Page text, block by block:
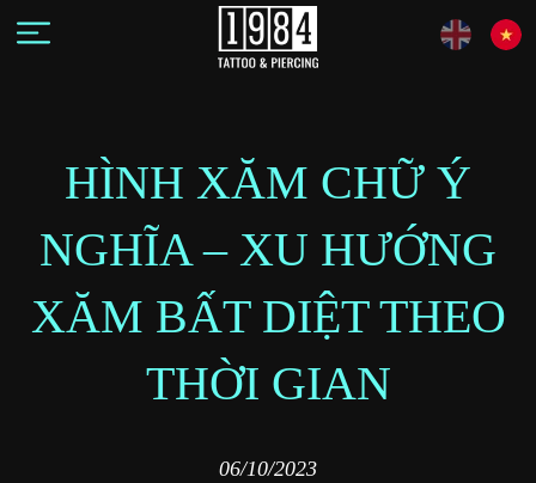
HÌNH XĂM CHỮ Ý
NGHĨA – XU HƯỚNG
XĂM BẤT DIỆT THEO
THỜI GIAN
06/10/2023